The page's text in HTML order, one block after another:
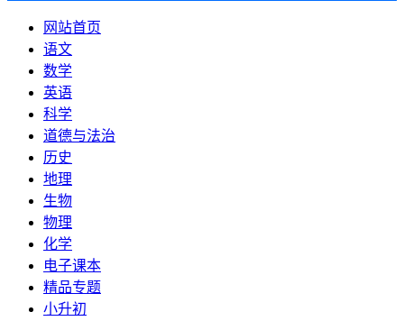
网站首页
语文
数学
英语
科学
道德与法治
历史
地理
生物
物理
化学
电子课本
精品专题
小升初